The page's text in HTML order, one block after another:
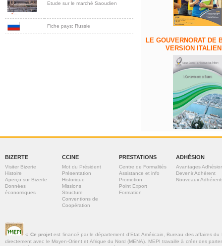
Etude sur le marché Saoudien
Fiche pays: Russie
LE GOUVERNORAT DE
VERSION
BIZERTE
Visiter Bizerte
Histoire
Aperçu sur Bizerte
Données
économiques
CCINE
Mot du Président
Présentation
Historique
Missions
Structure
Conventions de
Coopération
PRESTATIONS
Centre de Formalités
Assistance et info
Promotion
Point Export
Formation
ADHÉSION
Avantages
Devenir Adhérent
Nouveaux
« Ce projetest financé par le département d’Etat Américain, Bureau des affaires
directement avec le Moyen-Orient et Afrique du Nord (MENA). MEPI travaille à créer des